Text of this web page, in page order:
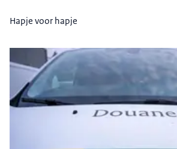
Hapje voor hapje